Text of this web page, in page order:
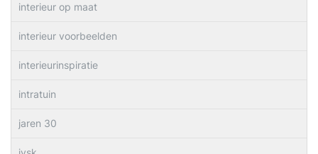
interieur op maat
interieur voorbeelden
interieurinspiratie
intratuin
jaren 30